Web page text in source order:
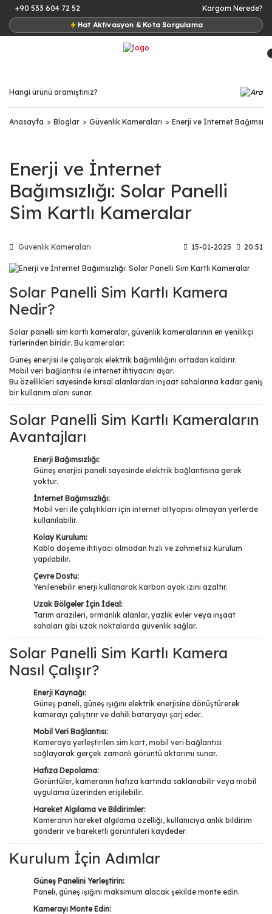
+90 533 604 72 52
Hat Aktivasyon & Kota Sorgulama
Kargom Nerede?
Anasayfa Bloglar Güvenlik Kameraları Enerji ve İnternet
Enerji ve İnternet
Bağımsızlığı: Solar Panelli
Sim Kartlı Kameralar
Güvenlik Kameraları 15-01-2025 20:51
Solar Panelli Sim Kartlı Kamera
Nedir?
Solar panelli sim kartlı kameralar, güvenlik kameralarının en yenilikçi
türlerinden biridir. Bu kameralar:
Güneş enerjisi ile çalışarak elektrik bağımlılığını ortadan kaldırır.
Mobil veri bağlantısı ile internet ihtiyacını aşar.
Bu özellikleri sayesinde kırsal alanlardan inşaat sahalarına kadar geniş
bir kullanım alanı sunar.
Solar Panelli Sim Kartlı Kameraların
Avantajları
Enerji Bağımsızlığı:
Güneş enerjisi paneli sayesinde elektrik bağlantısına gerek
yoktur.
İnternet Bağımsızlığı:
Mobil veri ile çalıştıkları için internet altyapısı olmayan yerlerde
kullanılabilir.
Kolay Kurulum:
Kablo döşeme ihtiyacı olmadan hızlı ve zahmetsiz kurulum
yapılabilir.
Çevre Dostu:
Yenilenebilir enerji kullanarak karbon ayak izini azaltır.
Uzak Bölgeler İçin İdeal:
Tarım arazileri, ormanlık alanlar, yazlık evler veya inşaat
sahaları gibi uzak noktalarda güvenlik sağlar.
Solar Panelli Sim Kartlı Kamera
Nasıl Çalışır?
Enerji Kaynağı:
Güneş paneli, güneş ışığını elektrik enerjisine dönüştürerek
kamerayı çalıştırır ve dahili bataryayı şarj eder.
Mobil Veri Bağlantısı:
Kameraya yerleştirilen sim kart, mobil veri bağlantısı
sağlayarak gerçek zamanlı görüntü aktarımı sunar.
Hafıza Depolama:
Görüntüler, kameranın hafıza kartında saklanabilir veya mobil
uygulama üzerinden erişilebilir.
Hareket Algılama ve Bildirimler:
Kameranın hareket algılama özelliği, kullanıcıya anlık bildirim
gönderir ve hareketli görüntüleri kaydeder.
Kurulum İçin Adımlar
Güneş Panelini Yerleştirin:
Paneli, güneş ışığını maksimum alacak şekilde monte edin.
Kamerayı Monte Edin: